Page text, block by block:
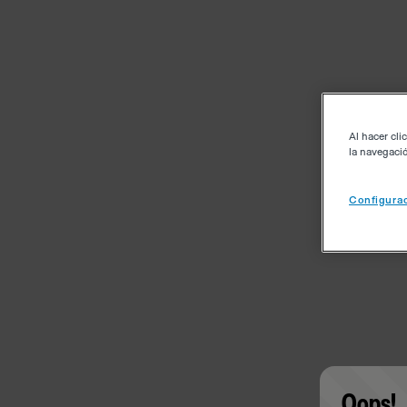
Al hacer clic
la